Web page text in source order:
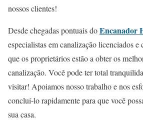
nossos clientes!
Desde chegadas pontuais doEncanador
especialistas em canalização licenciados
que os proprietários estão a obter os
canalização. Você pode ter total
visitar! Apoiamos nosso trabalho e nos
concluí-lo rapidamente para que você
sua casa.